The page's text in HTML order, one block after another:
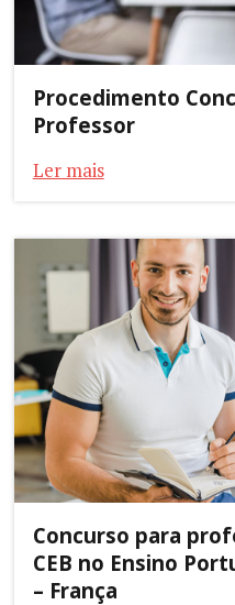
Procedimento
Professor
Ler mais
Concurso para
CEB no Ensino
– França